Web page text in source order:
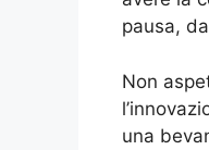
pausa,
Non
una